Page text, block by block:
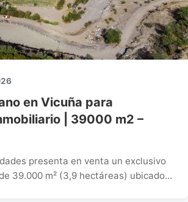
en Vicuña para
| 39000 m2 –
presenta en venta un exclusivo
39.000 m² (3,9 hectáreas) ubicado...